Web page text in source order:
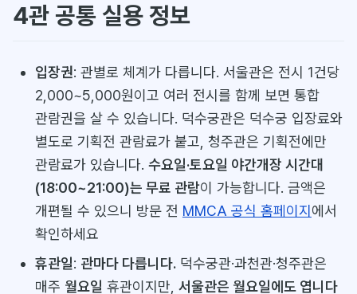
4관 공통 실용 정보
입장권: 관별로 체계가 다릅니다. 서울관은 전시 1건당
2,000~5,000원이고 여러 전시를 함께 보면 통합
관람권을 살 수 있습니다. 덕수궁관은 덕수궁 입장료와
별도로 기획전 관람료가 붙고, 청주관은 기획전에만
관람료가 있습니다. 수요일·토요일 야간개장 시간대
(18:00~21:00)는 무료 관람이 가능합니다. 금액은
개편될 수 있으니 방문 전 MMCA 공식 홈페이지 에서
확인하세요
휴관일: 관마다 다릅니다.덕수궁관·과천관·청주관은
매주 월요일 휴관이지만, 서울관은 월요일에도 엽니다